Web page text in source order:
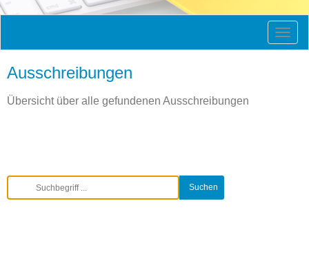
Ausschreibungen
Übersicht über alle gefundenen Ausschreibungen